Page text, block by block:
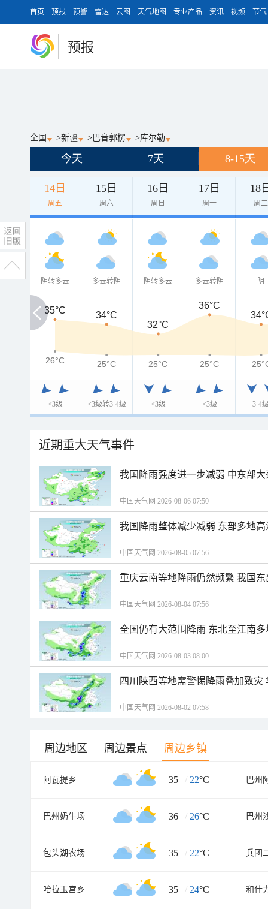
首页 预报 预警 雷达 云图 天气地图 专业产品 资讯 视频 节气
预报
全国 >新疆 > 巴音郭楞 >库尔勒
今天 7天 8-15天
14日
周五
15日
周六
16日
周日
17日
周一
18
周二
阴转多云
<3级
多云转阴
<3级转3-4级
阴转多云
<3级
多云转阴
<3级
阴
3-4
35°C
35°C
34°C
32°C
36°C
26°C
26°C 25°C 25°C 25°C
近期重大天气事件
我国降雨强度进一步减弱 中东部
中国天气网 2026-08-06 07:50
我国降雨整体减少减弱 东部多地
中国天气网 2026-08-05 07:56
重庆云南等地降雨仍然频繁 我国
中国天气网 2026-08-04 07:56
全国仍有大范围降雨 东北至江南
中国天气网 2026-08-03 08:00
四川陕西等地需警惕降雨叠加致
中国天气网 2026-08-02 07:58
周边地区 周边景点 周边乡镇
阿瓦提乡 35 / 22°C 巴州
巴州奶牛场 36 / 26°C 巴州
包头湖农场 35 / 22°C 兵团
哈拉玉宫乡 35 / 24°C 和什